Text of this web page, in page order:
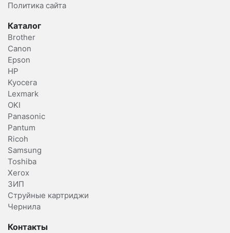
Политика сайта
Каталог
Brother
Canon
Epson
HP
Kyocera
Lexmark
OKI
Panasonic
Pantum
Ricoh
Samsung
Toshiba
Xerox
ЗИП
Струйные картриджи
Чернила
Контакты